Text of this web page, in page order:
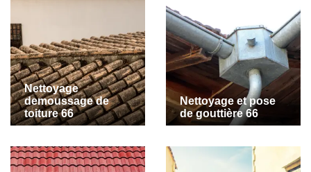
Nettoyage
demoussage de
toiture 66
Nettoyage et pose
de gouttière 66